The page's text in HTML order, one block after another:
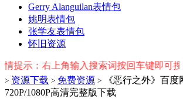
Gerry Alanguilan表情包
姚明表情包
张学友表情包
怀旧资源
右上角输入搜索词按回车键即可搜索相
> 资源下载 > 免费资源 >
《恶行之外》百
720P/1080P高清完整版下载